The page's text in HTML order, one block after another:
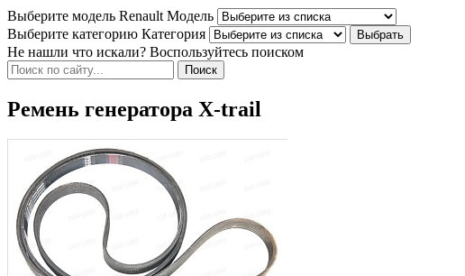
Выберите модель Renault Модель
Выберите категорию Категория
Не нашли что искали? Воспользуйтесь поиском
Ремень генератора X-trail